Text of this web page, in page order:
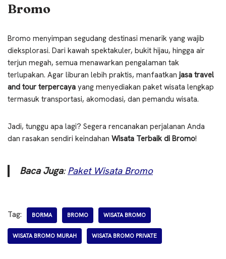
Bromo
Bromo menyimpan segudang destinasi menarik yang wajib
dieksplorasi. Dari kawah spektakuler, bukit hijau, hingga air
terjun megah, semua menawarkan pengalaman tak
terlupakan. Agar liburan lebih praktis, manfaatkan jasa travel
and tour terpercaya yang menyediakan paket wisata lengkap
termasuk transportasi, akomodasi, dan pemandu wisata.
Jadi, tunggu apa lagi? Segera rencanakan perjalanan Anda
dan rasakan sendiri keindahan Wisata Terbaik di Bromo!
Baca Juga:Paket Wisata Bromo
Tag: BORMA BROMO WISATA BROMO
WISATA BROMO MURAH WISATA BROMO PRIVATE